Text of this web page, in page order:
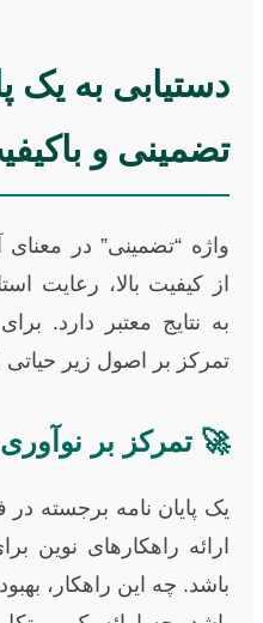
دستیابی به یک
تضمینی و
واژه “تضمینی” در معنای
از کیفیت بالا، رعایت
به نتایج معتبر دارد.
تمرکز بر اصول زیر
🚀 تمرکز بر
یک پایان نامه برجسته در
ارائه راهکارهای نوین
باشد. چه این راهکار،